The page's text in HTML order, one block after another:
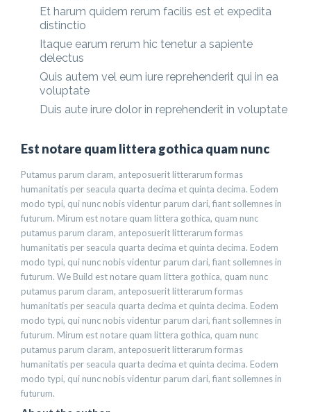
Et harum quidem rerum facilis est et expedita
distinctio
Itaque earum rerum hic tenetur a sapiente
delectus
Quis autem vel eum iure reprehenderit qui in ea
voluptate
Duis aute irure dolor in reprehenderit in voluptate
Est notare quam littera gothica quam nunc
Putamus parum claram, anteposuerit litterarum formas
humanitatis per seacula quarta decima et quinta decima. Eodem
modo typi, qui nunc nobis videntur parum clari, fiant sollemnes in
futurum. Mirum est notare quam littera gothica, quam nunc
putamus parum claram, anteposuerit litterarum formas
humanitatis per seacula quarta decima et quinta decima. Eodem
modo typi, qui nunc nobis videntur parum clari, fiant sollemnes in
futurum. We Build est notare quam littera gothica, quam nunc
putamus parum claram, anteposuerit litterarum formas
humanitatis per seacula quarta decima et quinta decima. Eodem
modo typi, qui nunc nobis videntur parum clari, fiant sollemnes in
futurum. Mirum est notare quam littera gothica, quam nunc
putamus parum claram, anteposuerit litterarum formas
humanitatis per seacula quarta decima et quinta decima. Eodem
modo typi, qui nunc nobis videntur parum clari, fiant sollemnes in
futurum.